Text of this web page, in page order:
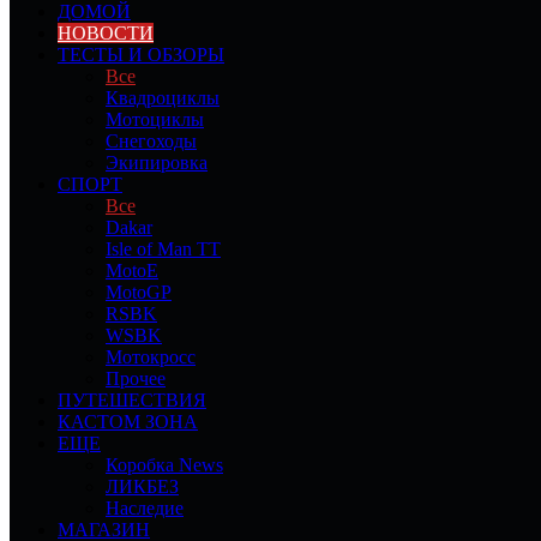
ДОМОЙ
НОВОСТИ
ТЕСТЫ И ОБЗОРЫ
Все
Квадроциклы
Мотоциклы
Снегоходы
Экипировка
СПОРТ
Все
Dakar
Isle of Man TT
MotoE
MotoGP
RSBK
WSBK
Мотокросс
Прочее
ПУТЕШЕСТВИЯ
КАСТОМ ЗОНА
ЕЩЕ
Коробка News
ЛИКБЕЗ
Наследие
МАГАЗИН